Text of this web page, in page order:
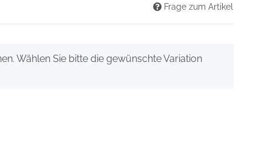
Frage zum Artikel
Wählen Sie bitte die gewünschte Variation